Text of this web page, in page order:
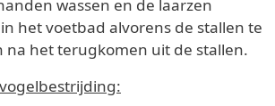
wassen en de laarzen
het voetbad alvorens de stallen te
na het terugkomen uit de stallen.